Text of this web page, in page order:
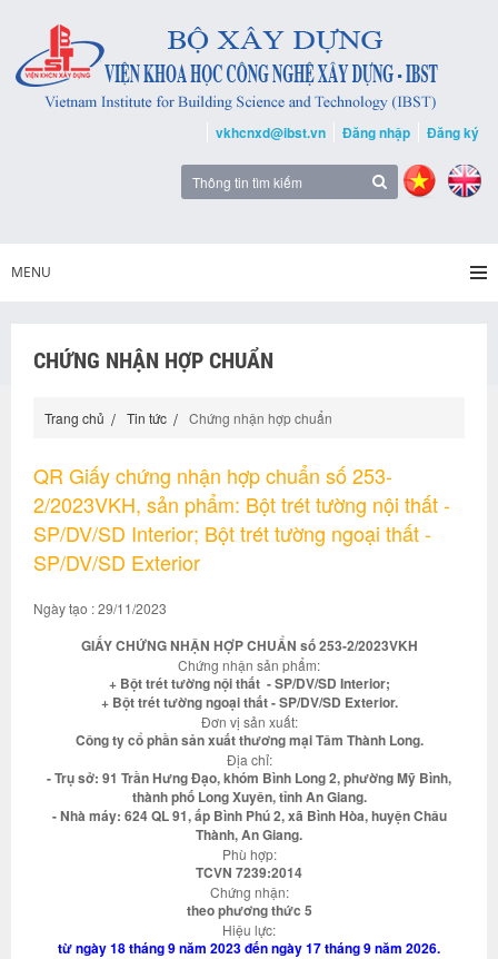
vkhcnxd@ibst.vn Đăng nhập Đăng ký
MENU
CHỨNG NHẬN HỢP CHUẨN
Trang chủ Tin tức Chứng nhận hợp chuẩn
QR Giấy chứng nhận hợp chuẩn số 253-
2/2023VKH, sản phẩm: Bột trét tường nội thất -
SP/DV/SD Interior; Bột trét tường ngoại thất -
SP/DV/SD Exterior
Ngày tạo : 29/11/2023
GIẤY CHỨNG NHẬN HỢP CHUẨN số 253-2/2023VKH
Chứng nhận sản phẩm:
+ Bột trét tường nội thất - SP/DV/SD Interior;
+ Bột trét tường ngoại thất - SP/DV/SD Exterior.
Đơn vị sản xuất:
Công ty cổ phần sản xuất thương mại Tâm Thành Long.
Địa chỉ:
- Trụ sở: 91 Trần Hưng Đạo, khóm Bình Long 2, phường Mỹ Bình,
thành phố Long Xuyên, tỉnh An Giang.
- Nhà máy: 624 QL 91, ấp Bình Phú 2, xã Bình Hòa, huyện Châu
Thành, An Giang.
Phù hợp:
TCVN 7239:2014
Chứng nhận:
theo phương thức 5
Hiệu lực:
từ ngày 18 tháng 9 năm 2023 đến ngày 17 tháng 9 năm 2026.